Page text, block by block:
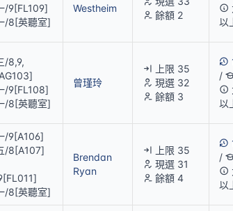
/9[FL109]
/8[英聽室]
Westheim
餘額 2
以
/8,9,
/9[FL108]
/8[英聽室]
曾瑾玲
上限 35
現選 32
餘額 3
/
以
/9[A106]
/8[A107]
/8[英聽室]
Brendan
Ryan
上限 35
現選 31
餘額 4
/
以